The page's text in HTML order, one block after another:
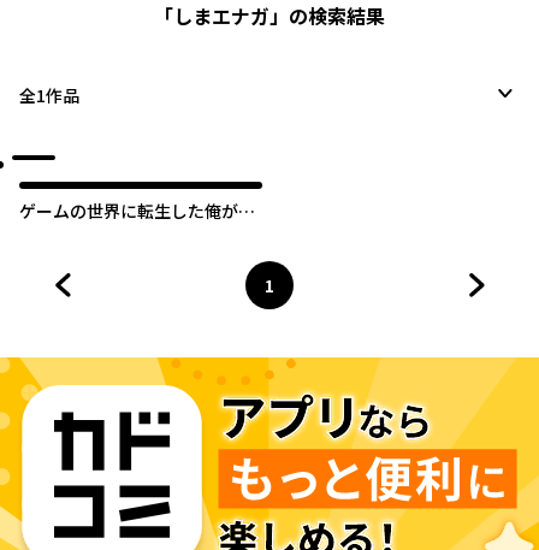
「しまエナガ」の検索結果
全1作品
ゲームの世界に転生した俺が
ページ
1
へ